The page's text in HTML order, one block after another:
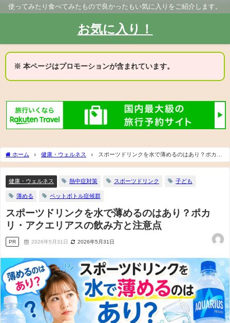
使ってみたり食べてみたもので良かったもい気に入りをご紹介します。
お気に入り！
※ 本ページはプロモーションが含まれています。
ホーム 健康・ウェルネス
スポーツドリンクを水で薄めるのはあり？ポカ
リ・アクエリアスの飲み方と注意点
健康・ウェルネス 熱中症対策 スポーツドリンク 子ども
薄める ペットボトル症候群
スポーツドリンクを水で薄めるのはあり？ポカ
リ・アクエリアスの飲み方と注意点
PR 2026年5月31日 2026年5月31日